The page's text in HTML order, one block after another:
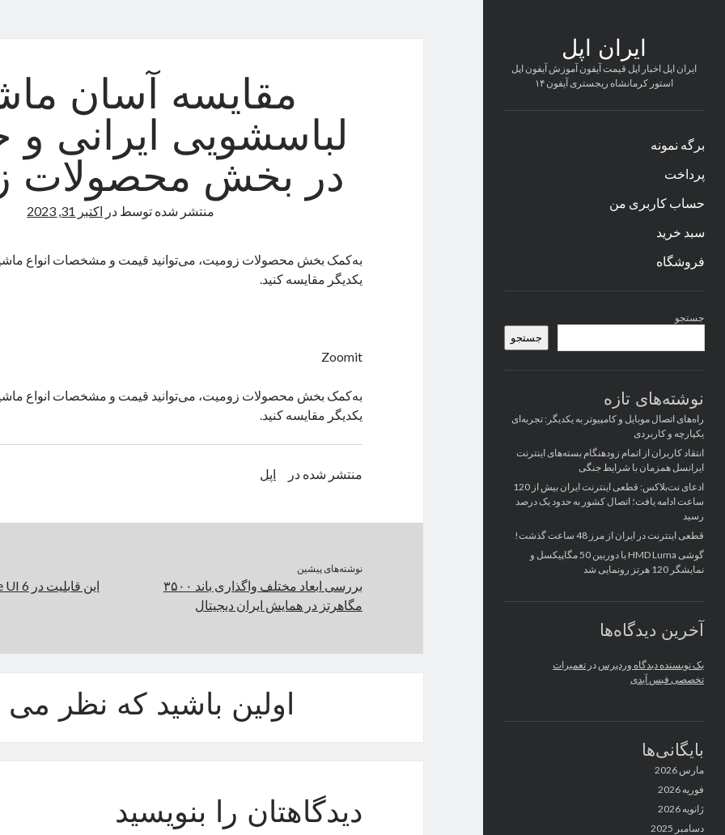
ایران اپل
ایران اپل اخبار اپل قیمت آیفون آموزش آیفون اپل
استور کرمانشاه ریجستری آیفون ۱۴
برگه نمونه
پرداخت
حساب کاربری من
سبد خرید
فروشگاه
کناری
جستجو
جستجو
نوشته‌های تازه
راه‌های اتصال موبایل و کامپیوتر به یکدیگر: تجربه‌ای
یکپارچه و کاربردی
انتقاد کاربران از اتمام زودهنگام بسته‌های اینترنت
ایرانسل همزمان با شرایط جنگی
ادعای نت‌بلاکس: قطعی اینترنت ایران بیش از 120
ساعت ادامه یافت؛ اتصال کشور به حدود یک درصد
رسید
قطعی اینترنت در ایران از مرز 48 ساعت گذشت!
گوشی HMD Luma با دوربین 50 مگاپیکسل و
نمایشگر 120 هرتز رونمایی شد
آخرین دیدگاه‌ها
یک نویسنده دیدگاه وردپرس در تعمیرات
تخصصی فیس آیدی
بایگانی‌ها
مارس 2026
فوریه 2026
ژانویه 2026
دسامبر 2025
مقایسه آسان
لباسشویی ایرانی
در بخش محصولات
منتشر شده توسط در اکتبر 31, 2023
به‌کمک بخش محصولات زومیت، می‌توانید قیمت و مشخصات انواع
یکدیگر مقایسه کنید.
Zoomit
به‌کمک بخش محصولات زومیت، می‌توانید قیمت و مشخصات انواع
یکدیگر مقایسه کنید.
منتشر شده در اپل
نوشته‌های پیشین
بررسی ابعاد مختلف واگذاری باند ۳۵۰۰
مگاهرتز در همایش ایران دیجیتال
اولین باشید که نظر می
دیدگاهتان را بنویسید